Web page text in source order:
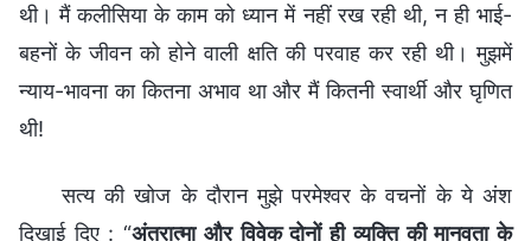
थी। मैं कलीसिया के काम को ध्यान में नहीं रख रही थी, न ही भाई-
बहनों के जीवन को होने वाली क्षति की परवाह कर रही थी। मुझमें
न्याय-भावना का कितना अभाव था और मैं कितनी स्वार्थी और घृणित
थी!
सत्य की खोज के दौरान मुझे परमेश्वर के वचनों के ये अंश
दिखाई दिए : “अंतरात्मा और विवेक दोनों ही व्यक्ति की मानवता के